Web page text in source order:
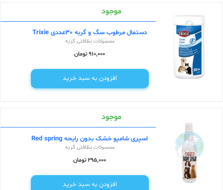
موجود
دستمال مرطوب سگ و گربه 30عددی Trixie
محصولات نظافتی گربه
910,000 تومان
افزودن به سبد خرید
موجود
اسپری شامپو خشک بدون رایحه Red spring
محصولات نظافتی گربه
295,000 تومان
افزودن به سبد خرید